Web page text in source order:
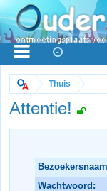
Thuis
Attentie!
Wachtwoord: